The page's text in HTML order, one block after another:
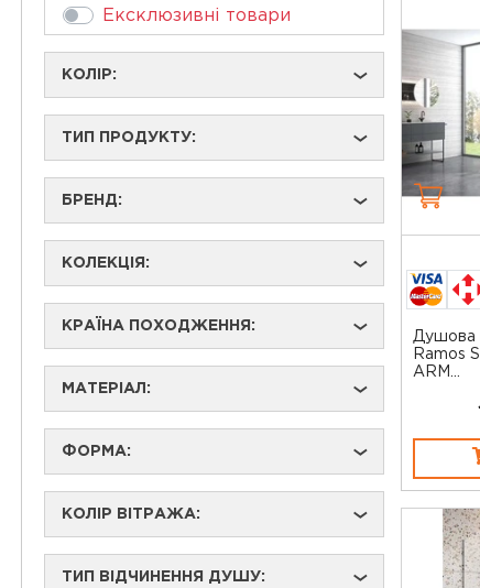
Ексклюзивні товари
КОЛІР: ›
ТИП ПРОДУКТУ: ›
БРЕНД: ›
КОЛЕКЦІЯ: ›
КРАЇНА ПОХОДЖЕННЯ: ›
МАТЕРІАЛ: ›
ФОРМА: ›
КОЛІР ВІТРАЖА: ›
ТИП ВІДЧИНЕННЯ ДУШУ: ›
Душова
Ramos
ARM...